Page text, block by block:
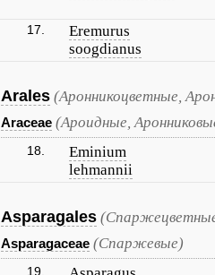
17.
Eremurus
soogdianus
Arales (Аронникоцветные,
Araceae (Ароидные,
18.
Eminium
lehmannii
Asparagales
Asparagaceae (Спаржевые)
19.